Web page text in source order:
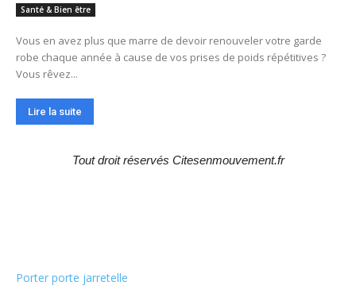
Santé & Bien être
Vous en avez plus que marre de devoir renouveler votre garde
robe chaque année à cause de vos prises de poids répétitives ?
Vous rêvez...
Lire la suite
Tout droit réservés Citesenmouvement.fr
Porter porte jarretelle